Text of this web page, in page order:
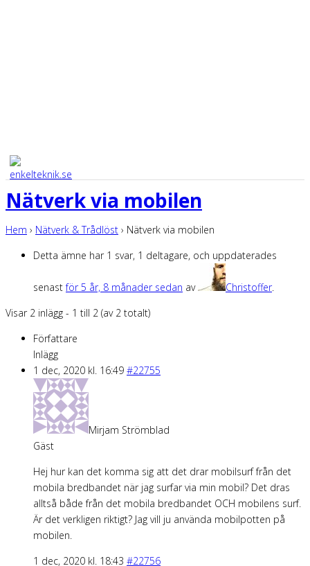
Nätverk via mobilen
Hem › Nätverk & Trådlöst › Nätverk via mobilen
Detta ämne har 1 svar, 1 deltagare, och uppdaterades
senastför 5 år, 8 månader sedan av Christoffer.
Visar 2 inlägg - 1 till 2 (av 2 totalt)
Författare
Inlägg
1 dec, 2020 kl. 16:49 #22755
Mirjam Strömblad
Gäst
Hej hur kan det komma sig att det drar mobilsurf från det
mobila bredbandet när jag surfar via min mobil? Det dras
alltså både från det mobila bredbandet OCH mobilens surf.
Är det verkligen riktigt? Jag vill ju använda mobilpotten på
mobilen.
1 dec, 2020 kl. 18:43 #22756